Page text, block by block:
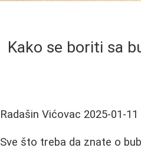
Kako se boriti sa
Radašin Vićovac 2025-01-11
Sve što treba da znate o